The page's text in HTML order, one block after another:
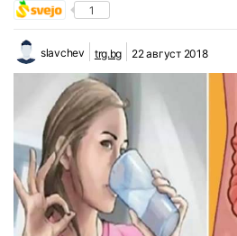
1
slavchev trg.bg 22 август 2018